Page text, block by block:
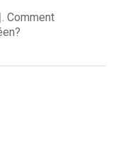
Comment